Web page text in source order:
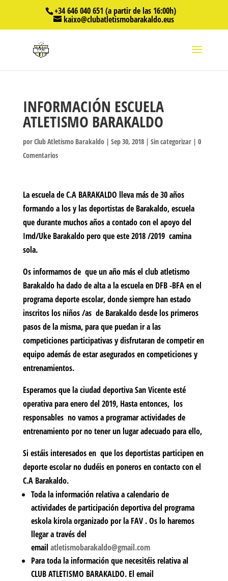
+34 646 040 651 (a partir de las 16:00h)
kaixo@clubatletismobarakaldo.eus
INFORMACIÓN ESCUELA
ATLETISMO BARAKALDO
porClub Atletismo Barakaldo| Sep 30, 2018| Sin categorizar| 0
Comentarios
La escuela de C.A BARAKALDO lleva más de 30 años
formando a los y las deportistas de Barakaldo, escuela
que durante muchos años a contado con el apoyo del
Imd/Uke Barakaldo pero que este 2018 /2019 camina
sola.
Os informamos de que un año más el club atletismo
Barakaldo ha dado de alta a la escuela en DFB -BFA en el
programa deporte escolar, donde siempre han estado
inscritos los niños /as de Barakaldo desde los primeros
pasos de la misma, para que puedan ir a las
competiciones participativas y disfrutaran de competir en
equipo además de estar asegurados en competiciones y
entrenamientos.
Esperamos que la ciudad deportiva San Vicente esté
operativa para enero del 2019, Hasta entonces, los
responsables no vamos a programar actividades de
entrenamiento por no tener un lugar adecuado para ello,
Si estáis interesados en que los deportistas participen en
deporte escolar no dudéis en poneros en contacto con el
C.A Barakaldo.
Toda la información relativa a calendario de
actividades de participación deportiva del programa
eskola kirola organizado por la FAV . Os lo haremos
llegar a través del
email atletismobarakaldo@gmail.com
Para toda la información que necesitéis relativa al
CLUB ATLETISMO BARAKALDO. El email